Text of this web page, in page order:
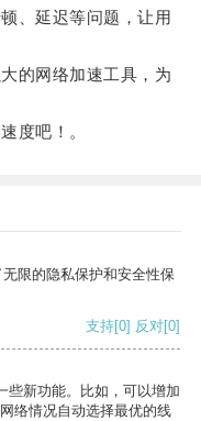
、延迟等问题，让用
的网络加速工具，为
度吧！。
限的隐私保护和安全性保
支持[0] 反对[0]
些新功能。比如，可以增加
络情况自动选择最优的线